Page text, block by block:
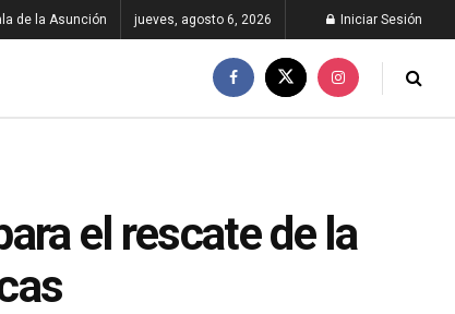
de la Asunción jueves, agosto 6, 2026 Iniciar Sesión
el rescate de la